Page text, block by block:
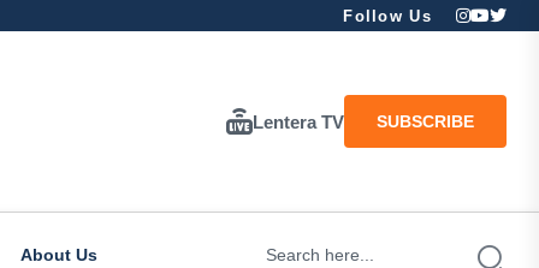
Follow Us
Lentera TV SUBSCRIBE
About Us